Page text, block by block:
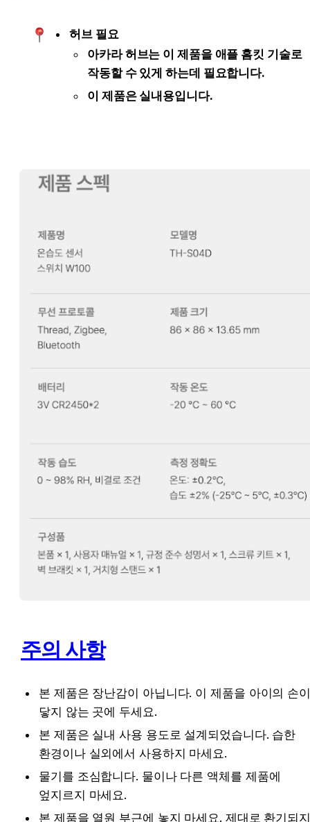
허브 필요
아카라 허브는 이 제품을 애플 홈킷 기술로
작동할 수 있게 하는데 필요합니다.
이 제품은 실내용입니다.
주의 사항
본 제품은 장난감이 아닙니다. 이 제품을 아이의 손
닿지 않는 곳에 두세요.
본 제품은 실내 사용 용도로 설계되었습니다. 습한
환경이나 실외에서 사용하지 마세요.
물기를 조심합니다. 물이나 다른 액체를 제품에
엎지르지 마세요.
본 제품을 열원 부근에 놓지 마세요. 제대로 환기되